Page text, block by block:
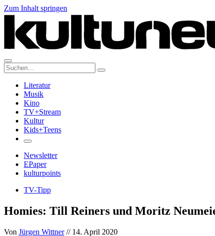
Zum Inhalt springen
Suche:
Literatur
Musik
Kino
TV+Stream
Kultur
Kids+Teens
Newsletter
EPaper
kulturpoints
TV-Tipp
Homies: Till Reiners und Moritz
Von Jürgen Wittner// 14. April 2020